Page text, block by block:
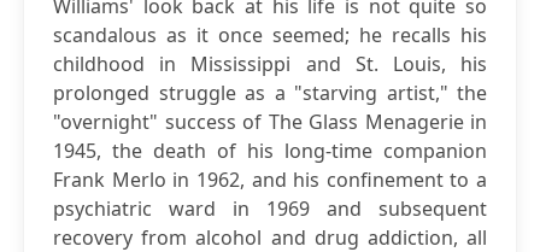
Williams' look back at his life is not quite so
scandalous as it once seemed; he recalls his
childhood in Mississippi and St. Louis, his
prolonged struggle as a "starving artist," the
"overnight" success of The Glass Menagerie in
1945, the death of his long-time companion
Frank Merlo in 1962, and his confinement to a
psychiatric ward in 1969 and subsequent
recovery from alcohol and drug addiction, all